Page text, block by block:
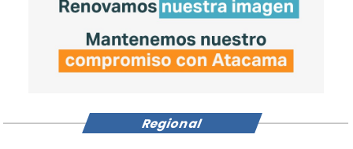
Regional